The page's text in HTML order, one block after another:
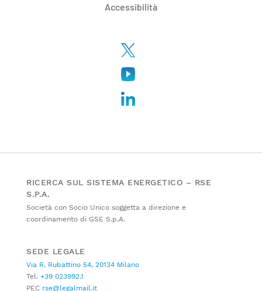
Accessibilità
RICERCA SUL SISTEMA ENERGETICO – RSE
S.P.A.
Società con Socio Unico soggetta a direzione e
coordinamento di GSE S.p.A.
SEDE LEGALE
Via R. Rubattino 54, 20134 Milano
Tel. +39 023992.1
PEC rse@legalmail.it